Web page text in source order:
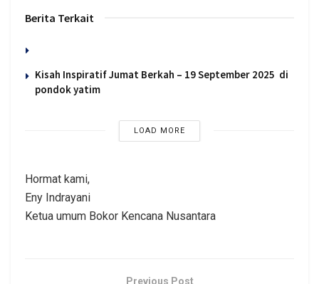
Berita Terkait
Kisah Inspiratif Jumat Berkah – 19 September 2025 di
pondok yatim
LOAD MORE
Hormat kami,
Eny Indrayani
Ketua umum Bokor Kencana Nusantara
Previous Post